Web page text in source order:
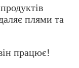
плями та
працює!